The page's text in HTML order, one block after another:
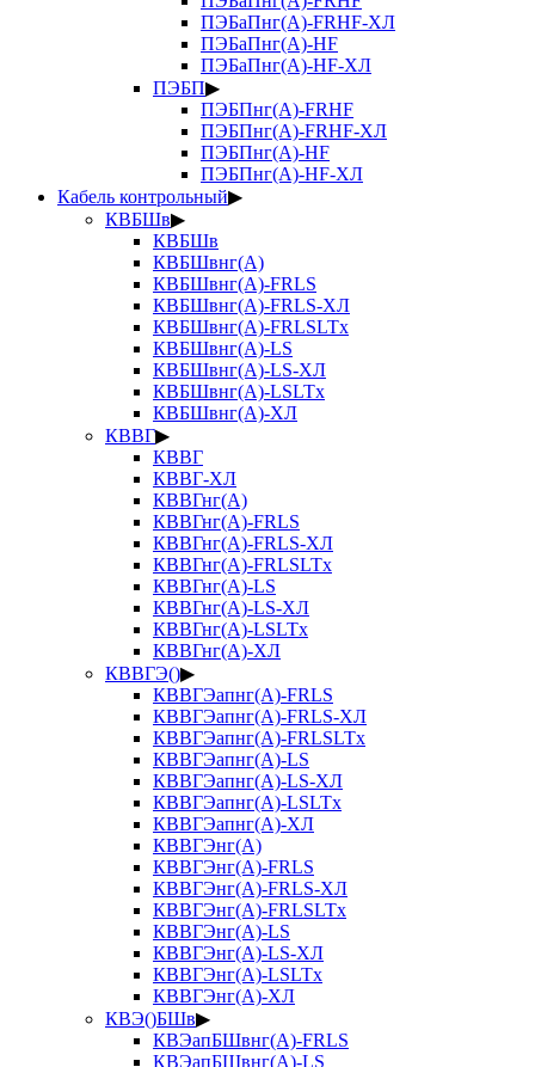
ПЭБаПнг(А)-FRHF-ХЛ
ПЭБаПнг(А)-HF
ПЭБаПнг(А)-HF-ХЛ
ПЭБП▶
ПЭБПнг(А)-FRHF
ПЭБПнг(А)-FRHF-ХЛ
ПЭБПнг(А)-HF
ПЭБПнг(А)-HF-ХЛ
Кабель контрольный▶
КВБШв▶
КВБШв
КВБШвнг(А)
КВБШвнг(А)-FRLS
КВБШвнг(А)-FRLS-ХЛ
КВБШвнг(А)-FRLSLTx
КВБШвнг(А)-LS
КВБШвнг(А)-LS-ХЛ
КВБШвнг(А)-LSLTx
КВБШвнг(А)-ХЛ
КВВГ▶
КВВГ
КВВГ-ХЛ
КВВГнг(А)
КВВГнг(А)-FRLS
КВВГнг(А)-FRLS-ХЛ
КВВГнг(А)-FRLSLTx
КВВГнг(А)-LS
КВВГнг(А)-LS-ХЛ
КВВГнг(А)-LSLTx
КВВГнг(А)-ХЛ
КВВГЭ()▶
КВВГЭапнг(А)-FRLS
КВВГЭапнг(А)-FRLS-ХЛ
КВВГЭапнг(А)-FRLSLTx
КВВГЭапнг(А)-LS
КВВГЭапнг(А)-LS-ХЛ
КВВГЭапнг(А)-LSLTx
КВВГЭапнг(А)-ХЛ
КВВГЭнг(А)
КВВГЭнг(А)-FRLS
КВВГЭнг(А)-FRLS-ХЛ
КВВГЭнг(А)-FRLSLTx
КВВГЭнг(А)-LS
КВВГЭнг(А)-LS-ХЛ
КВВГЭнг(А)-LSLTx
КВВГЭнг(А)-ХЛ
КВЭ()БШв▶
КВЭапБШвнг(А)-FRLS
КВЭапБШвнг(А)-LS